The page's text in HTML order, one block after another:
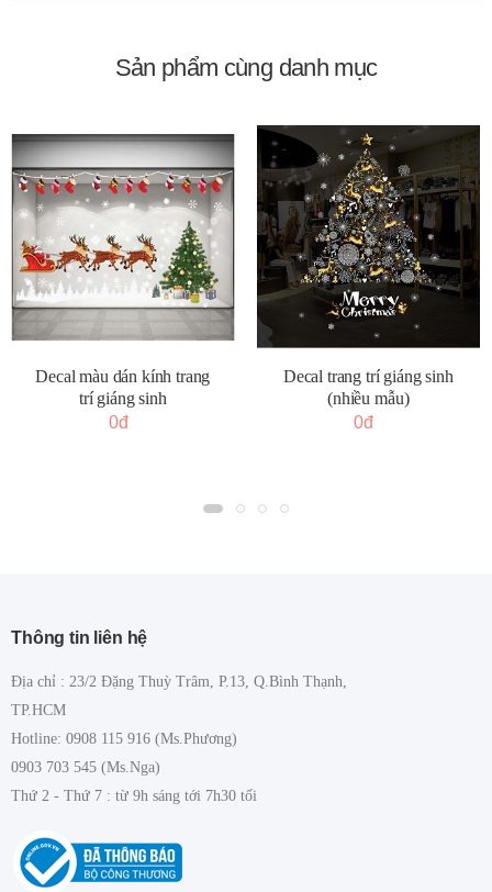
Sản phẩm cùng danh mục
Decal màu dán kính trang
trí giáng sinh
0đ
Decal trang trí giáng sinh
(nhiều mẫu)
0đ
Thông tin liên hệ
Địa chỉ : 23/2 Đặng Thuỳ Trâm, P.13, Q.Bình Thạnh,
TP.HCM
Hotline: 0908 115 916 (Ms.Phương)
0903 703 545 (Ms.Nga)
Thứ 2 - Thứ 7 : từ 9h sáng tới 7h30 tối